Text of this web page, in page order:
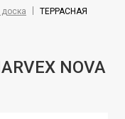
ТЕРРАСНАЯ
NOVA